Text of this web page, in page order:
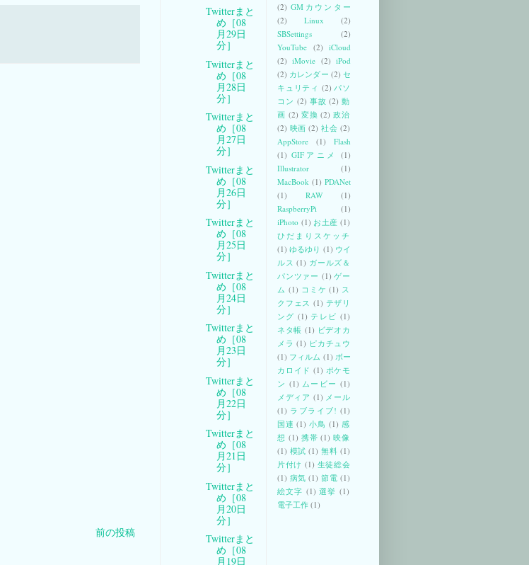
前の投稿
Twitterまと
め［08
月29日
分］
Twitterまと
め［08
月28日
分］
Twitterまと
め［08
月27日
分］
Twitterまと
め［08
月26日
分］
Twitterまと
め［08
月25日
分］
Twitterまと
め［08
月24日
分］
Twitterまと
め［08
月23日
分］
Twitterまと
め［08
月22日
分］
Twitterまと
め［08
月21日
分］
Twitterまと
め［08
月20日
分］
Twitterまと
め［08
月19日
(2) GMカウンター
(2)
Linux
(2)
SBSettings
(2)
YouTube (2) iCloud
(2) iMovie (2) iPod
(2) カレンダー (2) セ
キュリティ (2) パソ
コン (2) 事故 (2) 動
画 (2) 変換 (2) 政治
(2) 映画 (2) 社会 (2)
AppStore
(1)
Flash
(1) GIFアニメ
(1)
Illustrator
(1)
MacBook (1) PDANet
(1)
RAW
(1)
RaspberryPi
(1)
iPhoto (1) お土産 (1)
ひだまりスケッチ
(1) ゆるゆり (1) ウイ
ルス (1) ガールズ＆
パンツァー (1) ゲー
ム (1) コミケ (1) ス
クフェス (1) テザリ
ング (1) テレビ (1)
ネタ帳 (1) ビデオカ
メラ (1) ピカチュウ
(1) フィルム (1) ボー
カロイド (1) ポケモ
ン (1) ムービー (1)
メディア (1) メール
(1) ラブライブ! (1)
国連 (1) 小鳥 (1) 感
想 (1) 携帯 (1) 映像
(1) 模試 (1) 無料 (1)
片付け (1) 生徒総会
(1) 病気 (1) 節電 (1)
絵文字 (1) 選挙 (1)
電子工作 (1)